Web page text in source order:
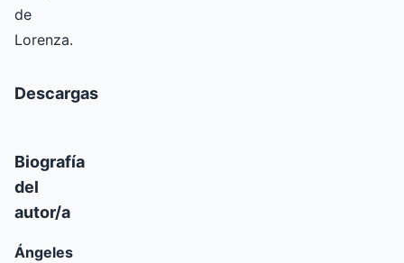
de
Lorenza.
Descargas
Biografía
del
autor/a
Ángeles